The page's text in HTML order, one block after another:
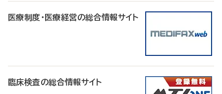
医療制度・医療経営の総合情報サイト
臨床検査の総合情報サイト